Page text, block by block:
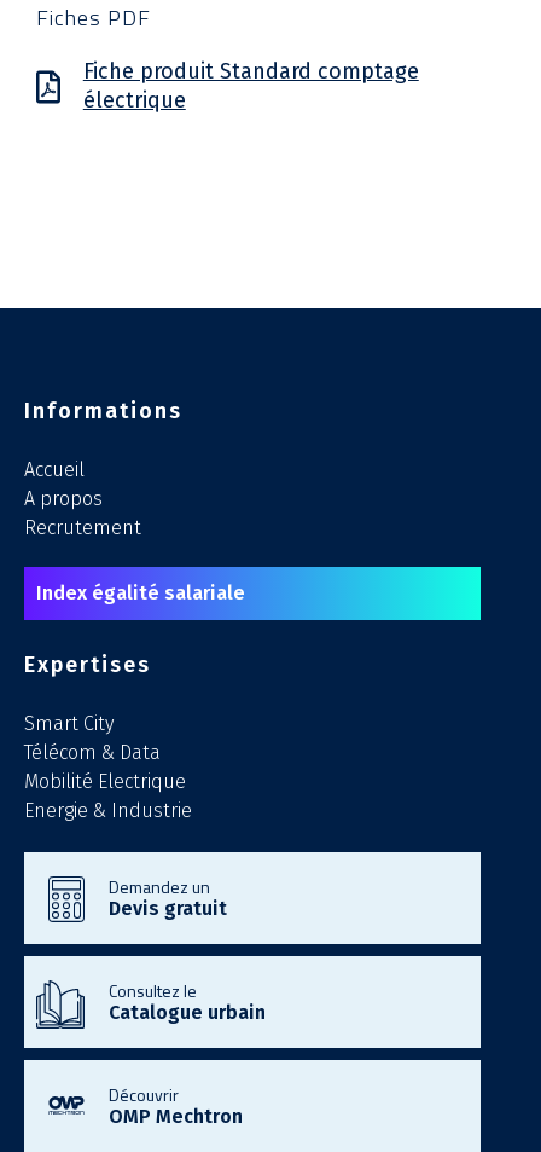
Fiches PDF
Fiche produit Standard comptage
électrique
Informations
Accueil
A propos
Recrutement
Index égalité salariale
Expertises
Smart City
Télécom & Data
Mobilité Electrique
Energie & Industrie
Demandez un
Devis gratuit
Consultez le
Catalogue urbain
Découvrir
OMP Mechtron